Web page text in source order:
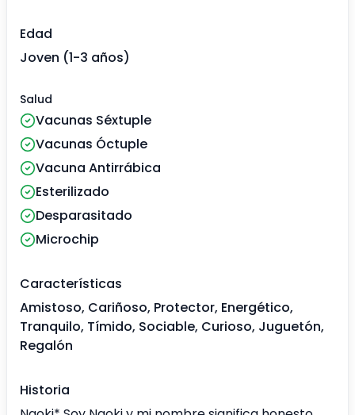
Edad
Joven (1-3 años)
Salud
Vacunas Séxtuple
Vacunas Óctuple
Vacuna Antirrábica
Esterilizado
Desparasitado
Microchip
Características
Amistoso, Cariñoso, Protector, Energético,
Tranquilo, Tímido, Sociable, Curioso, Juguetón,
Regalón
Historia